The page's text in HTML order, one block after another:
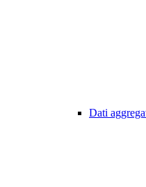
Dati